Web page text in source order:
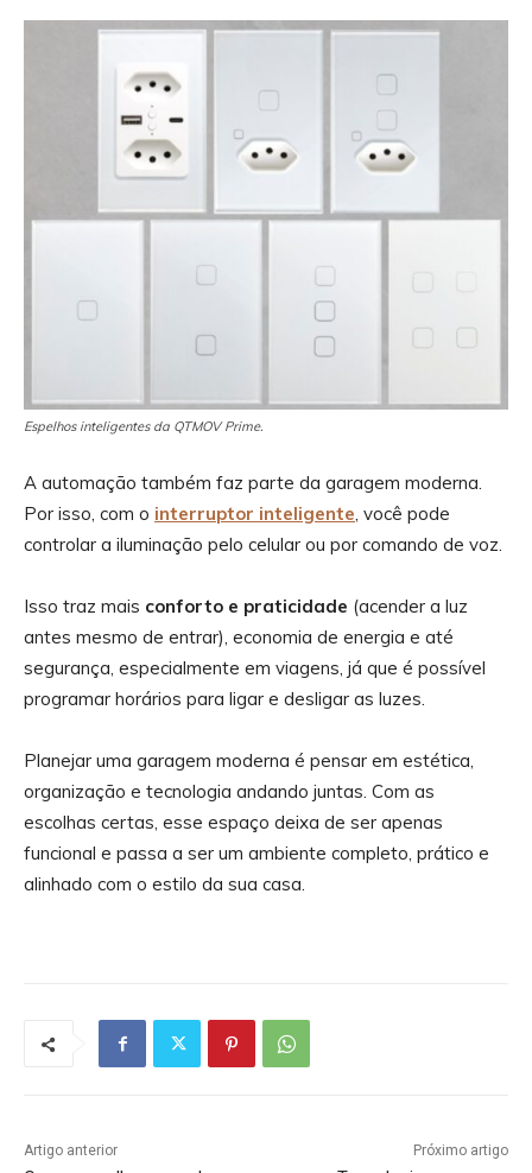
Espelhos inteligentes da QTMOV Prime.
A automação também faz parte da garagem moderna.
Por isso, com o interruptor inteligente, você pode
controlar a iluminação pelo celular ou por comando de voz.
Isso traz mais conforto e praticidade (acender a luz
antes mesmo de entrar), economia de energia e até
segurança, especialmente em viagens, já que é possível
programar horários para ligar e desligar as luzes.
Planejar uma garagem moderna é pensar em estética,
organização e tecnologia andando juntas. Com as
escolhas certas, esse espaço deixa de ser apenas
funcional e passa a ser um ambiente completo, prático e
alinhado com o estilo da sua casa.
Artigo anterior Próximo artigo